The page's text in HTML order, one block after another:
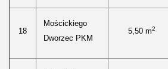
18
Mościckiego
Dworzec PKM
5,50 m2